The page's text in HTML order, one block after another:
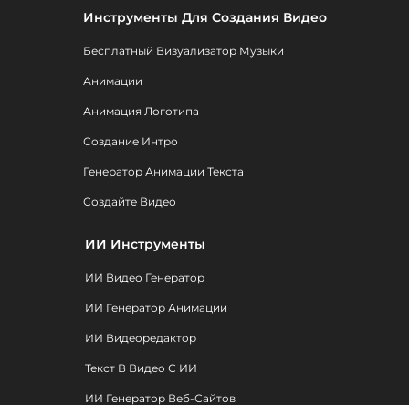
Инструменты Для Создания Видео
Бесплатный Визуализатор Музыки
Анимации
Анимация Логотипа
Создание Интро
Генератор Анимации Текста
Создайте Видео
ИИ Инструменты
ИИ Видео Генератор
ИИ Генератор Анимации
ИИ Видеоредактор
Текст В Видео С ИИ
ИИ Генератор Веб-Сайтов